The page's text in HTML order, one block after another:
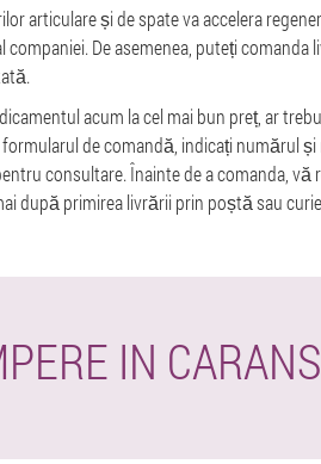
articulare și de spate va accelera
companiei. De asemenea, puteți comanda
acum la cel mai bun preț, ar
de comandă, indicați numărul
consultare. Înainte de a comanda,
după primirea livrării prin poștă sau
IN